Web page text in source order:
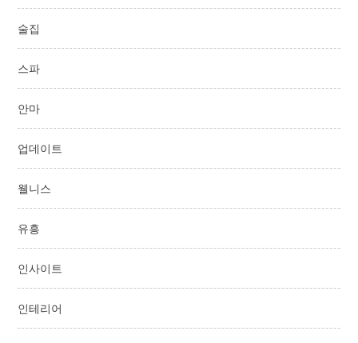
술집
스파
안마
업데이트
웰니스
유흥
인사이트
인테리어